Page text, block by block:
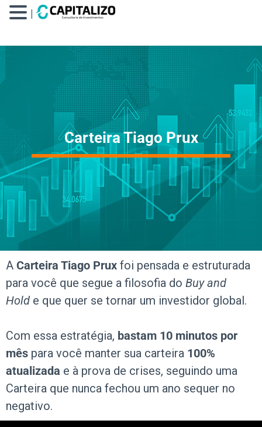
Carteira Tiago Prux
A Carteira Tiago Prux foi pensada e estruturada
para você que segue a filosofia do Buy and
Hold e que quer se tornar um investidor global.
Com essa estratégia, bastam 10 minutos por
mês para você manter sua carteira 100%
atualizada e à prova de crises, seguindo uma
Carteira que nunca fechou um ano sequer no
negativo.